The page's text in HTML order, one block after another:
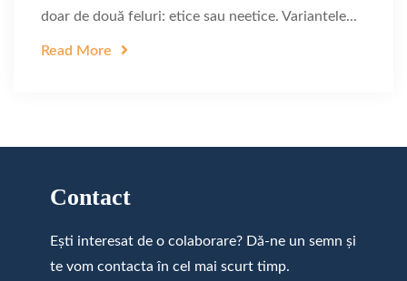
doar de două feluri: etice sau neetice. Variantele...
Read More
Contact
Ești interesat de o colaborare? Dă-ne un semn și
te vom contacta în cel mai scurt timp.